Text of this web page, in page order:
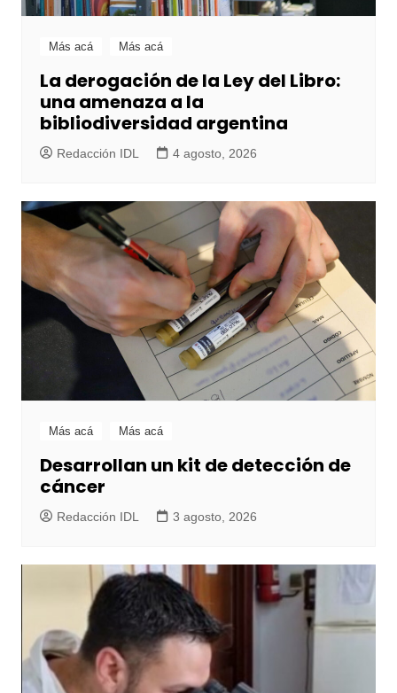
Más acá Más acá
La derogación de la Ley del Libro:
una amenaza a la
bibliodiversidad argentina
Redacción IDL 4 agosto, 2026
Más acá Más acá
Desarrollan un kit de detección de
cáncer
Redacción IDL 3 agosto, 2026